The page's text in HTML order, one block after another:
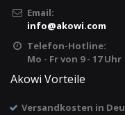
Email:
info@akowi.com
Telefon-Hotline:
Mo - Fr von 9 - 17 Uhr
Akowi Vorteile
Versandkosten in